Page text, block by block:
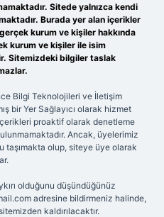
Sitede yalnızca kendi
Burada yer alan içerikler
kurum ve kişiler hakkında
kurum ve kişiler ile isim
Sitemizdeki bilgiler taslak
Bilgi Teknolojileri ve İletişim
bir Yer Sağlayıcı olarak hizmet
proaktif olarak denetleme
Ancak, üyelerimiz
taşımakta olup, siteye üye olarak
olduğunu düşündüğünüz
adresine bildirmeniz halinde,
kaldırılacaktır.